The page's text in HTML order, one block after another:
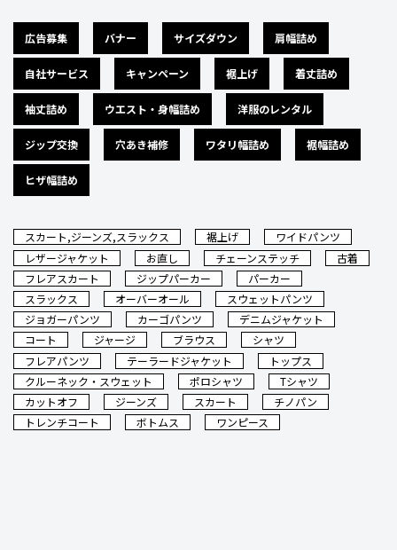
広告募集 バナー サイズダウン 肩幅詰め
自社サービス キャンペーン 裾上げ 着丈詰め
袖丈詰め ウエスト・身幅詰め 洋服のレンタル
ジップ交換 穴あき補修 ワタリ幅詰め 裾幅詰め
ヒザ幅詰め
スカート,ジーンズ,スラックス 裾上げ
ワイドパンツ
レザージャケット
お直し チェーンステッチ
古着
フレアスカート
ジップパーカー
パーカー
スラックス
オーバーオール
スウェットパンツ
ジョガーパンツ
カーゴパンツ
デニムジャケット
コート
ジャージ ブラウス
シャツ
フレアパンツ
テーラードジャケット
トップス
クルーネック・スウェット
ポロシャツ
Tシャツ
カットオフ
ジーンズ スカート
チノパン
トレンチコート
ボトムス ワンピース